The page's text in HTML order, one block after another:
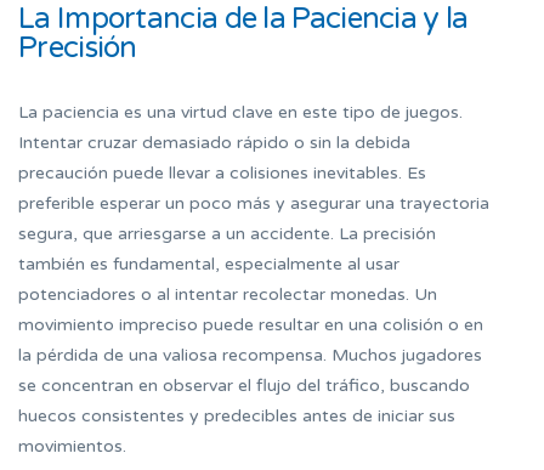
La Importancia de la Paciencia y la
Precisión
La paciencia es una virtud clave en este tipo de juegos.
Intentar cruzar demasiado rápido o sin la debida
precaución puede llevar a colisiones inevitables. Es
preferible esperar un poco más y asegurar una trayectoria
segura, que arriesgarse a un accidente. La precisión
también es fundamental, especialmente al usar
potenciadores o al intentar recolectar monedas. Un
movimiento impreciso puede resultar en una colisión o en
la pérdida de una valiosa recompensa. Muchos jugadores
se concentran en observar el flujo del tráfico, buscando
huecos consistentes y predecibles antes de iniciar sus
movimientos.